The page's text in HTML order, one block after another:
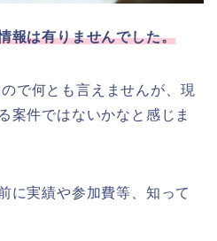
報は有りませんでした。
で何とも言えませんが、現
案件ではないかなと感じま
に実績や参加費等、知って